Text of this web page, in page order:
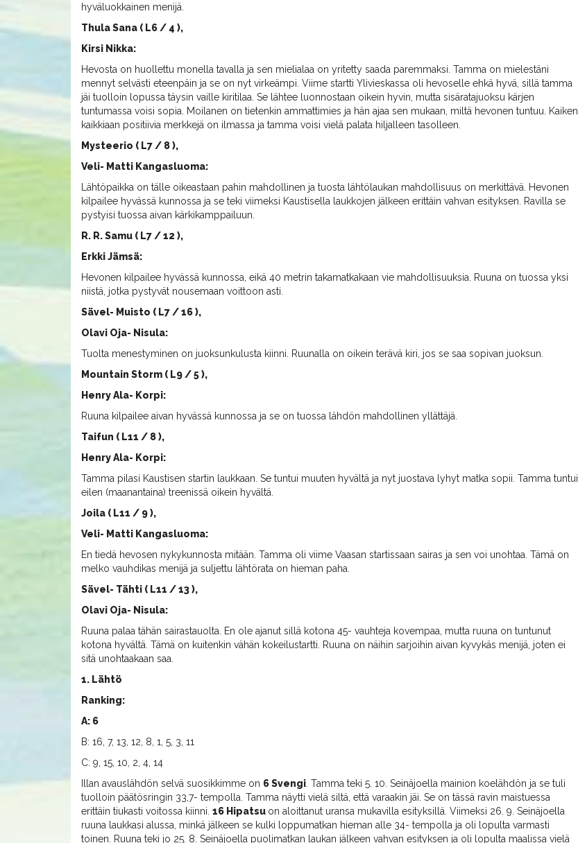
hyväluokkainen menijä.
Thula Sana ( L6 / 4 ),
Kirsi Nikka:
Hevosta on huollettu monella tavalla ja sen mielialaa on yritetty saada paremmaksi. Tamma on mielestäni
mennyt selvästi eteenpäin ja se on nyt virkeämpi. Viime startti Ylivieskassa oli hevoselle ehkä hyvä, sillä tamma
jäi tuolloin lopussa täysin vaille kiritilaa. Se lähtee luonnostaan oikein hyvin, mutta sisäratajuoksu kärjen
tuntumassa voisi sopia. Moilanen on tietenkin ammattimies ja hän ajaa sen mukaan, miltä hevonen tuntuu. Kaiken
kaikkiaan positiivia merkkejä on ilmassa ja tamma voisi vielä palata hiljalleen tasolleen.
Mysteerio ( L7 / 8 ),
Veli- Matti Kangasluoma:
Lähtöpaikka on tälle oikeastaan pahin mahdollinen ja tuosta lähtölaukan mahdollisuus on merkittävä. Hevonen
kilpailee hyvässä kunnossa ja se teki viimeksi Kaustisella laukkojen jälkeen erittäin vahvan esityksen. Ravilla se
pystyisi tuossa aivan kärkikamppailuun.
R. R. Samu ( L7 / 12 ),
Erkki Jämsä:
Hevonen kilpailee hyvässä kunnossa, eikä 40 metrin takamatkakaan vie mahdollisuuksia. Ruuna on tuossa yksi
niistä, jotka pystyvät nousemaan voittoon asti.
Sävel- Muisto ( L7 / 16 ),
Olavi Oja- Nisula:
Tuolta menestyminen on juoksunkulusta kiinni. Ruunalla on oikein terävä kiri, jos se saa sopivan juoksun.
Mountain Storm ( L9 / 5 ),
Henry Ala- Korpi:
Ruuna kilpailee aivan hyvässä kunnossa ja se on tuossa lähdön mahdollinen yllättäjä.
Taifun ( L11 / 8 ),
Henry Ala- Korpi:
Tamma pilasi Kaustisen startin laukkaan. Se tuntui muuten hyvältä ja nyt juostava lyhyt matka sopii. Tamma tuntui
eilen (maanantaina) treenissä oikein hyvältä.
Joila ( L11 / 9 ),
Veli- Matti Kangasluoma:
En tiedä hevosen nykykunnosta mitään. Tamma oli viime Vaasan startissaan sairas ja sen voi unohtaa. Tämä on
melko vauhdikas menijä ja suljettu lähtörata on hieman paha.
Sävel- Tähti ( L11 / 13 ),
Olavi Oja- Nisula:
Ruuna palaa tähän sairastauolta. En ole ajanut sillä kotona 45- vauhteja kovempaa, mutta ruuna on tuntunut
kotona hyvältä. Tämä on kuitenkin vähän kokeilustartti. Ruuna on näihin sarjoihin aivan kyvykäs menijä, joten ei
sitä unohtaakaan saa.
1. Lähtö
Ranking:
A: 6
B: 16, 7, 13, 12, 8, 1, 5, 3, 11
C: 9, 15, 10, 2, 4, 14
Illan avauslähdön selvä suosikkimme on 6 Svengi . Tamma teki 5. 10. Seinäjoella mainion koelähdön ja se tuli
tuolloin päätösringin 33,7- tempolla. Tamma näytti vielä siltä, että varaakin jäi. Se on tässä ravin maistuessa
erittäin tiukasti voitossa kiinni. 16 Hipatsu on aloittanut uransa mukavilla esityksillä. Viimeksi 26. 9. Seinäjoella
ruuna laukkasi alussa, minkä jälkeen se kulki loppumatkan hieman alle 34- tempolla ja oli lopulta varmasti
toinen. Ruuna teki jo 25. 8. Seinäjoella puolimatkan laukan jälkeen vahvan esityksen ja oli lopulta maalissa vielä